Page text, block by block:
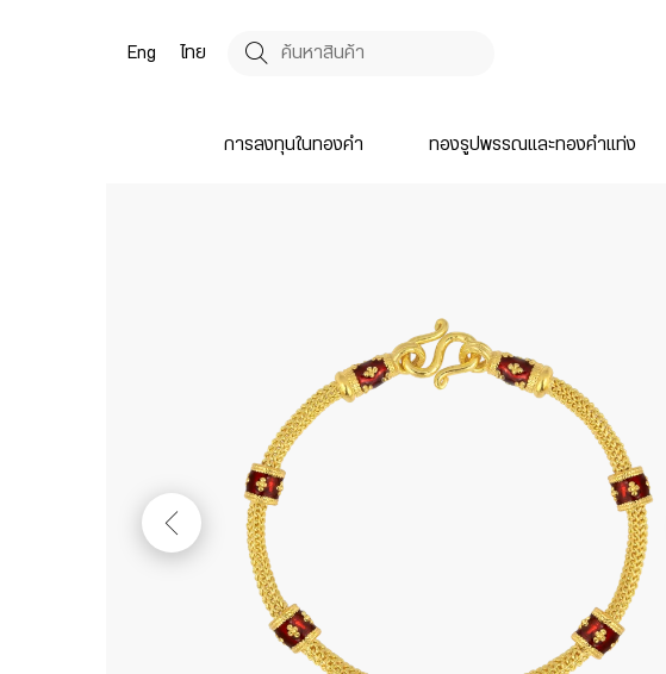
Eng ไทย
การลงทุนในทองคำ ทองรูปพรรณและทองคำแท่ง